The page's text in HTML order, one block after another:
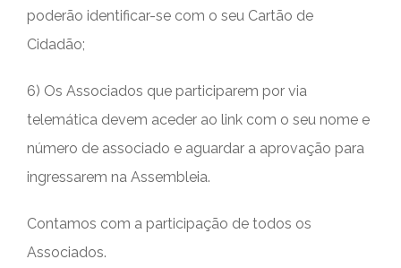
poderão identificar-se com o seu Cartão de
Cidadão;
6) Os Associados que participarem por via
telemática devem aceder ao link com o seu nome e
número de associado e aguardar a aprovação para
ingressarem na Assembleia.
Contamos com a participação de todos os
Associados.